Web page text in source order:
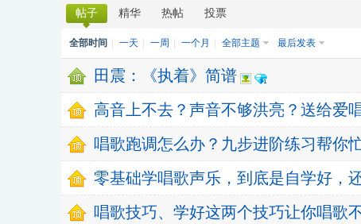
帖子
◆
精华 热帖 投票
全部时间 一天 一周 一个月 全部主题 最后发表
田震：《执着》简谱
高音上不去？声音不够洪亮？送给爱
唱歌跑调怎么办？九步进阶练习帮你忙
零基础学唱歌声乐，到底是自学好，
唱歌技巧、学好这两个技巧让你唱歌